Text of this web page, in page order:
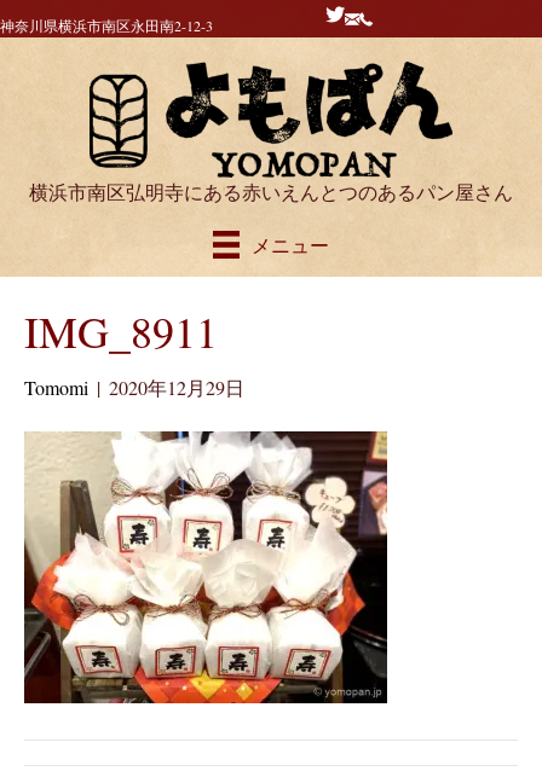
神奈川県横浜市南区永田南2-12-3
横浜市南区弘明寺にある赤いえんとつのあるパン屋さん
メニュー
IMG_8911
Tomomi | 2020年12月29日